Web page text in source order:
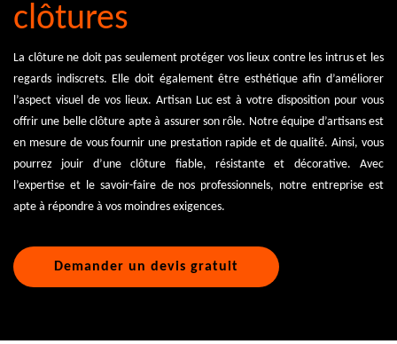
clôtures
La clôture ne doit pas seulement protéger vos lieux contre les intrus et les
regards indiscrets. Elle doit également être esthétique afin d’améliorer
l’aspect visuel de vos lieux. Artisan Luc est à votre disposition pour vous
offrir une belle clôture apte à assurer son rôle. Notre équipe d’artisans est
en mesure de vous fournir une prestation rapide et de qualité. Ainsi, vous
pourrez jouir d’une clôture fiable, résistante et décorative. Avec
l’expertise et le savoir-faire de nos professionnels, notre entreprise est
apte à répondre à vos moindres exigences.
Demander un devis gratuit